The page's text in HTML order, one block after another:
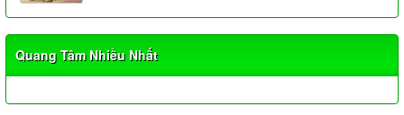
Quang Tâm Nhiều Nhất